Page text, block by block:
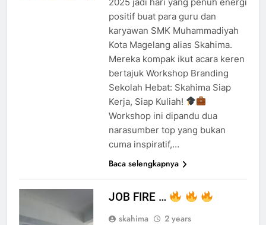
positif buat para guru dan
karyawan SMK Muhammadiyah
Kota Magelang alias Skahima.
Mereka kompak ikut acara keren
bertajuk Workshop Branding
Sekolah Hebat: Skahima Siap
Kerja, Siap Kuliah!
Workshop ini dipandu dua
narasumber top yang bukan
cuma inspiratif,…
Baca selengkapnya
JOB FIRE …
skahima
2 years